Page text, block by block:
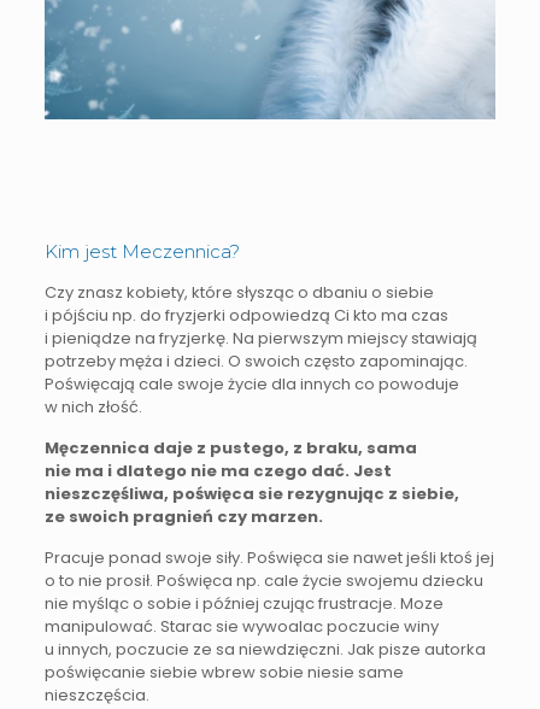
Kim jest Meczennica?
Czy znasz kobiety, które słysząc o dbaniu o siebie
i pójściu np. do fryzjerki odpowiedzą Ci kto ma czas
i pieniądze na fryzjerkę. Na pierwszym miejscy stawiają
potrzeby męża i dzieci. O swoich często zapominając.
Poświęcają cale swoje życie dla innych co powoduje
w nich złość.
Męczennica daje z pustego, z braku, sama
nie ma i dlatego nie ma czego dać. Jest
nieszczęśliwa, poświęca sie rezygnując z siebie,
ze swoich pragnień czy marzen.
Pracuje ponad swoje siły. Poświęca sie nawet jeśli ktoś jej
o to nie prosił. Poświęca np. cale życie swojemu dziecku
nie myśląc o sobie i później czując frustracje. Moze
manipulować. Starac sie wywoalac poczucie winy
u innych, poczucie ze sa niewdzięczni. Jak pisze autorka
poświęcanie siebie wbrew sobie niesie same
nieszczęścia.